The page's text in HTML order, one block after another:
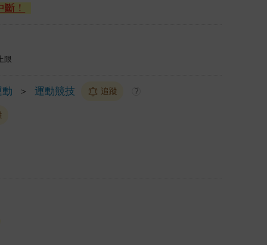
！
限
＞ 運動競技 追蹤 ?